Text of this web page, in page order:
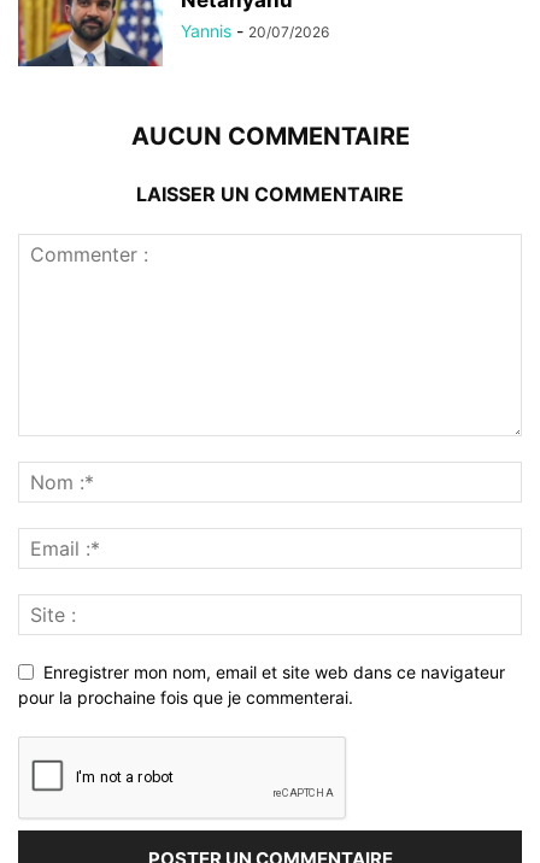
Yannis - 20/07/2026
AUCUN COMMENTAIRE
LAISSER UN COMMENTAIRE
Enregistrer mon nom, email et site web dans ce navigateur
pour la prochaine fois que je commenterai.